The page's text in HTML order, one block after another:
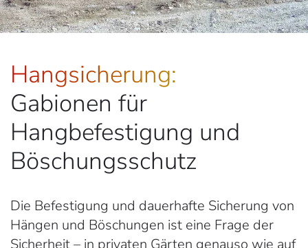
Hangsicherung:
Gabionen für
Hangbefestigung und
Böschungsschutz
Die Befestigung und dauerhafte Sicherung von
Hängen und Böschungen ist eine Frage der